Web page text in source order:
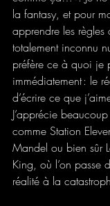
la fantasy, et pour
apprendre les règles
totalement inconnu
préfère ce à quoi je
immédiatement : le
d’écrire ce que
J’apprécie
comme Station
Mandel ou bien sûr
King, où l’on passe
réalité à la